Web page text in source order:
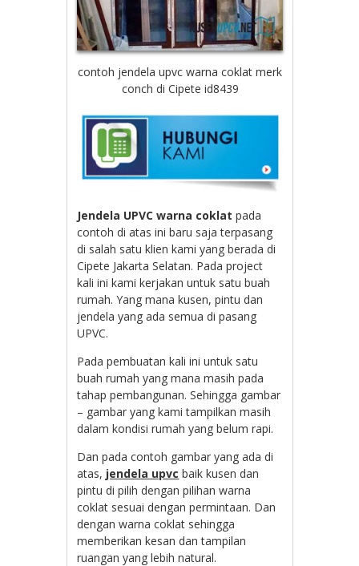
contoh jendela upvc warna coklat merk
conch di Cipete id8439
Jendela UPVC warna coklat pada
contoh di atas ini baru saja terpasang
di salah satu klien kami yang berada di
Cipete Jakarta Selatan. Pada project
kali ini kami kerjakan untuk satu buah
rumah. Yang mana kusen, pintu dan
jendela yang ada semua di pasang
UPVC.
Pada pembuatan kali ini untuk satu
buah rumah yang mana masih pada
tahap pembangunan. Sehingga gambar
– gambar yang kami tampilkan masih
dalam kondisi rumah yang belum rapi.
Dan pada contoh gambar yang ada di
atas, jendela upvc baik kusen dan
pintu di pilih dengan pilihan warna
coklat sesuai dengan permintaan. Dan
dengan warna coklat sehingga
memberikan kesan dan tampilan
ruangan yang lebih natural.